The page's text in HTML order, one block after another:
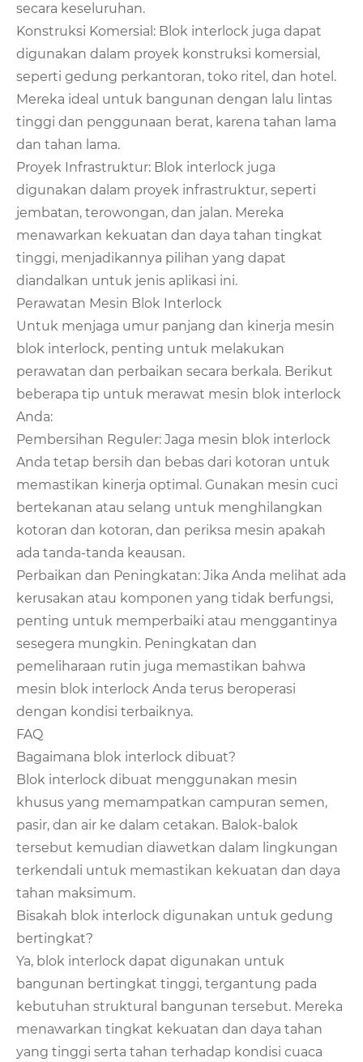
secara keseluruhan.
Konstruksi Komersial: Blok interlock juga dapat
digunakan dalam proyek konstruksi komersial,
seperti gedung perkantoran, toko ritel, dan hotel.
Mereka ideal untuk bangunan dengan lalu lintas
tinggi dan penggunaan berat, karena tahan lama
dan tahan lama.
Proyek Infrastruktur: Blok interlock juga
digunakan dalam proyek infrastruktur, seperti
jembatan, terowongan, dan jalan. Mereka
menawarkan kekuatan dan daya tahan tingkat
tinggi, menjadikannya pilihan yang dapat
diandalkan untuk jenis aplikasi ini.
Perawatan Mesin Blok Interlock
Untuk menjaga umur panjang dan kinerja mesin
blok interlock, penting untuk melakukan
perawatan dan perbaikan secara berkala. Berikut
beberapa tip untuk merawat mesin blok interlock
Anda:
Pembersihan Reguler: Jaga mesin blok interlock
Anda tetap bersih dan bebas dari kotoran untuk
memastikan kinerja optimal. Gunakan mesin cuci
bertekanan atau selang untuk menghilangkan
kotoran dan kotoran, dan periksa mesin apakah
ada tanda-tanda keausan.
Perbaikan dan Peningkatan: Jika Anda melihat ada
kerusakan atau komponen yang tidak berfungsi,
penting untuk memperbaiki atau menggantinya
sesegera mungkin. Peningkatan dan
pemeliharaan rutin juga memastikan bahwa
mesin blok interlock Anda terus beroperasi
dengan kondisi terbaiknya.
FAQ
Bagaimana blok interlock dibuat?
Blok interlock dibuat menggunakan mesin
khusus yang memampatkan campuran semen,
pasir, dan air ke dalam cetakan. Balok-balok
tersebut kemudian diawetkan dalam lingkungan
terkendali untuk memastikan kekuatan dan daya
tahan maksimum.
Bisakah blok interlock digunakan untuk gedung
bertingkat?
Ya, blok interlock dapat digunakan untuk
bangunan bertingkat tinggi, tergantung pada
kebutuhan struktural bangunan tersebut. Mereka
menawarkan tingkat kekuatan dan daya tahan
yang tinggi serta tahan terhadap kondisi cuaca